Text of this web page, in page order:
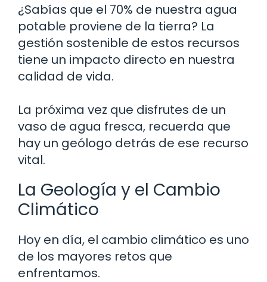
¿Sabías que el 70% de nuestra agua
potable proviene de la tierra? La
gestión sostenible de estos recursos
tiene un impacto directo en nuestra
calidad de vida.
La próxima vez que disfrutes de un
vaso de agua fresca, recuerda que
hay un geólogo detrás de ese recurso
vital.
La Geología y el Cambio
Climático
Hoy en día, el cambio climático es uno
de los mayores retos que
enfrentamos.